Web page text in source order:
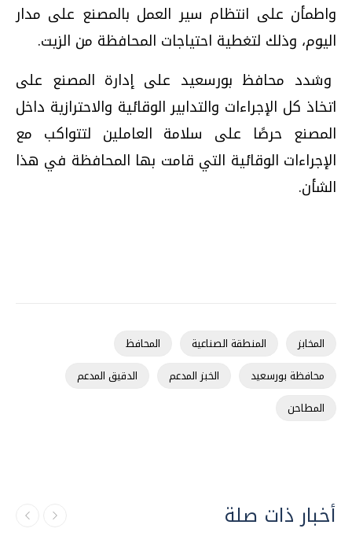
واطمأن على انتظام سير العمل بالمصنع على مدار
اليوم، وذلك لتغطية احتياجات المحافظة من الزيت.
وشدد محافظ بورسعيد على إدارة المصنع على
اتخاذ كل الإجراءات والتدابير الوقائية والاحترازية داخل
المصنع حرصًا على سلامة العاملين لتتواكب مع
الإجراءات الوقائية التي قامت بها المحافظة في هذا
الشأن.
المخابز المنطقة الصناعية
المحافظ
محافظة بورسعيد
الخبز المدعم
الدقيق المدعم
المطاحن
أخبار ذات صلة